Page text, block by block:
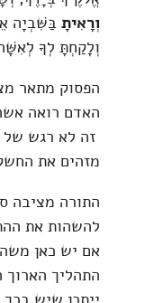
וְרָאִיתָ בַּשִּׁבְיָה
וְלָקַחְתָּ לְךָ
הפסוק מתאר
האדם רואה
זה לא רגש
מזהים את
התורה מציבה
להשהות את
אם יש כאן
התהליך הארוך